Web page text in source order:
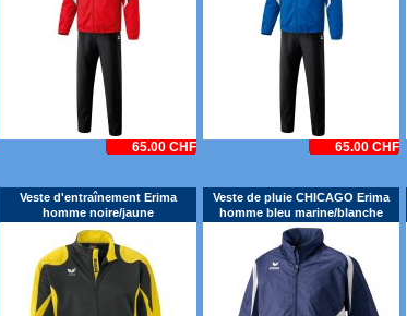
65.00 CHF 65.00 CHF
Veste d'entraînement Erima
homme noire/jaune
Veste de pluie CHICAGO Erima
homme bleu marine/blanche